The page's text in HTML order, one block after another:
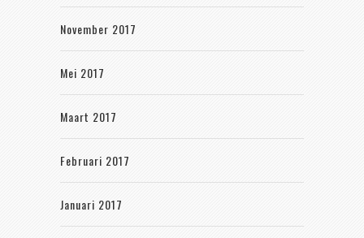
November 2017
Mei 2017
Maart 2017
Februari 2017
Januari 2017